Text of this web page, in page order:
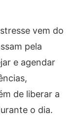
vem do
pela
e agendar
de liberar a
o dia.